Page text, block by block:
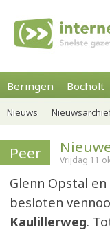
Beringen Bocholt
Nieuws
Peer Vrijdag 11
Glenn Opstal
besloten
Kaulillerweg.